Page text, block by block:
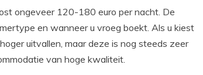
ongeveer 120-180 euro per nacht. De
en wanneer u vroeg boekt. Als u kiest
uitvallen, maar deze is nog steeds zeer
van hoge kwaliteit.